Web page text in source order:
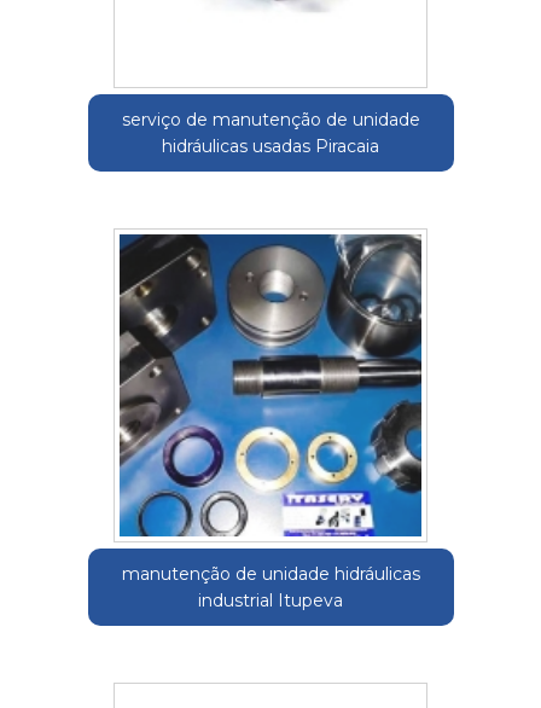
serviço de manutenção de unidade
hidráulicas usadas Piracaia
manutenção de unidade hidráulicas
industrial Itupeva